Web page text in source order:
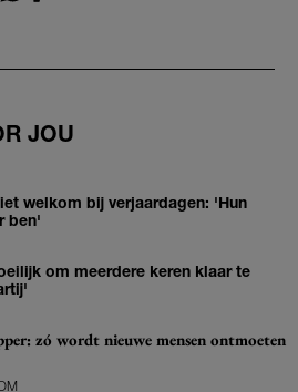
JOU
welkom bij verjaardagen: 'Hun
ben'
om meerdere keren klaar te
zó wordt nieuwe mensen ontmoeten